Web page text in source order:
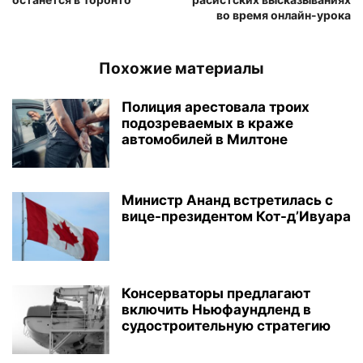
во время онлайн-урока
Похожие материалы
Полиция арестовала троих
подозреваемых в краже
автомобилей в Милтоне
Министр Ананд встретилась с
вице-президентом Кот-д’Ивуара
Консерваторы предлагают
включить Ньюфаундленд в
судостроительную стратегию